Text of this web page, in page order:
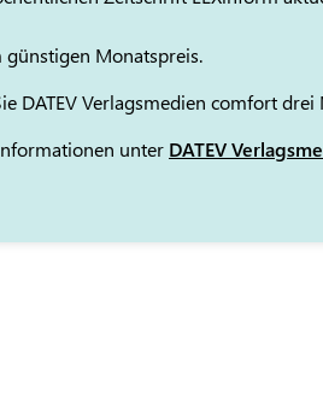
günstigen Monatspreis.
DATEV Verlagsmedien comfort
unter DATEV